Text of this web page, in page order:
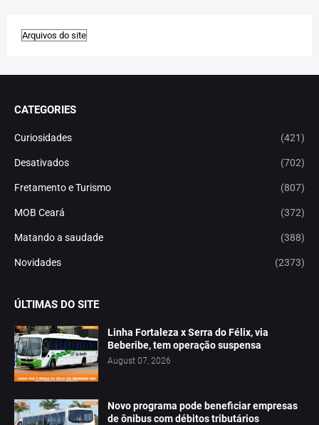
CATEGORIES
Curiosidades (421)
Desativados (702)
Fretamento e Turismo (807)
MOB Ceará (372)
Matando a saudade (388)
Novidades (2373)
ÚLTIMAS DO SITE
Linha Fortaleza x Serra do Félix, via
Beberibe, tem operação suspensa
August 07, 2026
Novo programa pode beneficiar empresas
de ônibus com débitos tributários